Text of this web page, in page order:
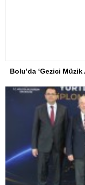
Bolu’da ‘Gezici Müzik